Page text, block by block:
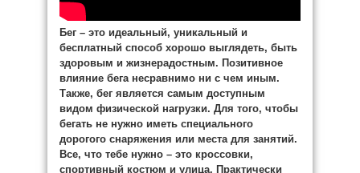
Бег – это идеальный, уникальный и
бесплатный способ хорошо выглядеть, быть
здоровым и жизнерадостным. Позитивное
влияние бега несравнимо ни с чем иным.
Также, бег является самым доступным
видом физической нагрузки. Для того, чтобы
бегать не нужно иметь специального
дорогого снаряжения или места для занятий.
Все, что тебе нужно – это кроссовки,
спортивный костюм и улица. Практически